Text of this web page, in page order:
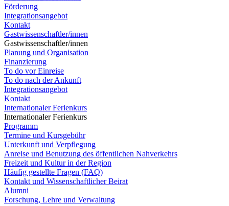
Förderung
Integrationsangebot
Kontakt
Gastwissenschaftler/innen
Gastwissenschaftler/innen
Planung und Organisation
Finanzierung
To do vor Einreise
To do nach der Ankunft
Integrationsangebot
Kontakt
Internationaler Ferienkurs
Internationaler Ferienkurs
Programm
Termine und Kursgebühr
Unterkunft und Verpflegung
Anreise und Benutzung des öffentlichen Nahverkehrs
Freizeit und Kultur in der Region
Häufig gestellte Fragen (FAQ)
Kontakt und Wissenschaftlicher Beirat
Alumni
Forschung, Lehre und Verwaltung